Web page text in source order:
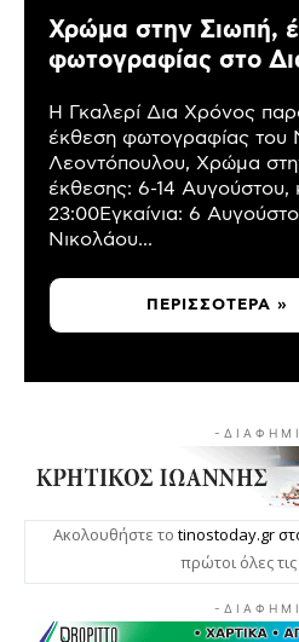
Χρώμα στην Σιωπή,
φωτογραφίας στο
Η Γκαλερί Δια Χρόνος
έκθεση φωτογραφίας του
Λεοντόπουλου, Χρώμα
έκθεσης: 6-14 Αυγούστου,
23:00Εγκαίνια: 6
Νικολάου...
ΠΕΡΙΣΣΌΤΕΡΑ »
- Δ Ι Α Φ Η Μ
Ακολουθήστε το tinostoday.gr
πρώτοι όλες τις
- Δ Ι Α Φ Η Μ